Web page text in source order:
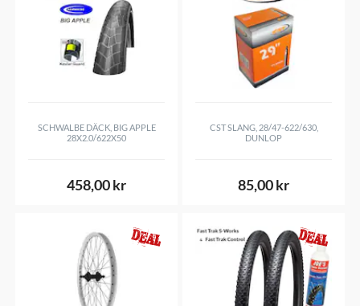
SCHWALBE DÄCK, BIG APPLE
28X2.0/622X50
458,00 kr
CST SLANG, 28/47-622/630,
DUNLOP
85,00 kr